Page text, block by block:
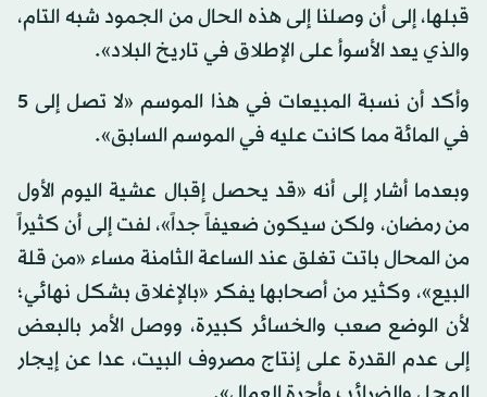
قبلها، إلى أن وصلنا إلى هذه الحال من الجمود شبه التام،
والذي يعد الأسوأ على الإطلاق في تاريخ البلاد».
وأكد أن نسبة المبيعات في هذا الموسم «لا تصل إلى 5
في المائة مما كانت عليه في الموسم السابق».
وبعدما أشار إلى أنه «قد يحصل إقبال عشية اليوم الأول
من رمضان، ولكن سيكون ضعيفاً جداً»، لفت إلى أن كثيراً
من المحال باتت تغلق عند الساعة الثامنة مساء «من قلة
البيع»، وكثير من أصحابها يفكر «بالإغلاق بشكل نهائي؛
لأن الوضع صعب والخسائر كبيرة، ووصل الأمر بالبعض
إلى عدم القدرة على إنتاج مصروف البيت، عدا عن إيجار